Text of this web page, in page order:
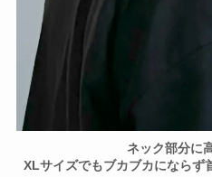
ネック部分に
XLサイズでもブカブカにならず